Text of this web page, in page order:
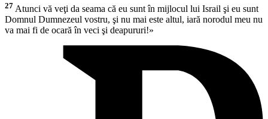
27 Atunci vă veţi da seama că eu sunt în mijlocul lui Israil şi eu sunt
Domnul Dumnezeul vostru, şi nu mai este altul, iară norodul meu nu
va mai fi de ocară în veci şi deapururi!»